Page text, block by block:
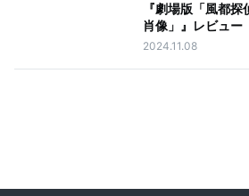
『劇場版「風都
肖像」』レビュー
2024.11.08